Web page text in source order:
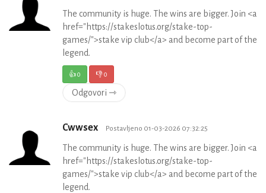
The community is huge. The wins are bigger. Join <a
href="https://stakeslotus.org/stake-top-
games/">stake vip club</a> and become part of the
legend.
👍0 👎0
Odgovori ⇾
Cwwsex Postavljeno 01-03-2026 07:32:25
The community is huge. The wins are bigger. Join <a
href="https://stakeslotus.org/stake-top-
games/">stake vip club</a> and become part of the
legend.